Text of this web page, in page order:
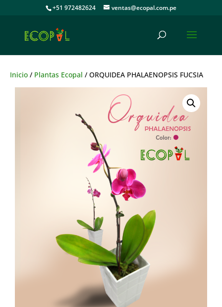
+51 972482624 ventas@ecopal.com.pe
Inicio / Plantas Ecopal / ORQUIDEA PHALAENOPSIS FUCSIA